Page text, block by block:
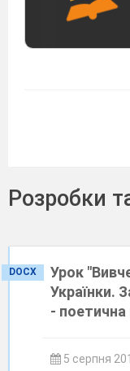
Розробки
DOCX
Урок
Українки.
- поетична
5 серпня